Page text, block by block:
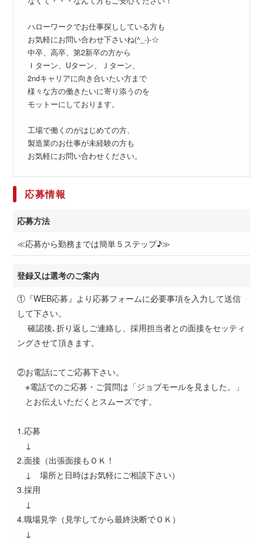
ハローワークでお仕事探ししている方も
お気軽にお問い合わせ下さいね(^_-)-☆
中卒、高卒、第2新卒の方から
Ｉターン、Uターン、Ｊターン、
2ndキャリアに向き合いたい方まで
様々な方の働きたいに寄り添うのを
モットーにしております。
工場で働くのがはじめての方、
製造業のお仕事が未経験の方も
お気軽にお問い合わせください。
応募情報
応募方法
≪応募から勤務までは簡単５ステップ♪≫
登録又は選考のご案内
①『WEB応募』より応募フォームに必要事項を入力して送信
して下さい。
確認後､折り返しご連絡し、採用担当者との面接をセッティ
ングさせて頂きます。
②お電話にてご応募下さい。
※電話でのご応募・ご質問は「ジョブモールを見ました。」
とお伝えいただくとスムーズです。
1.応募
↓
2.面接（出張面接もＯＫ！
↓ 場所と日時はお気軽にご相談下さい）
3.採用
↓
4.職場見学（見学してから最終決断でＯＫ）
↓